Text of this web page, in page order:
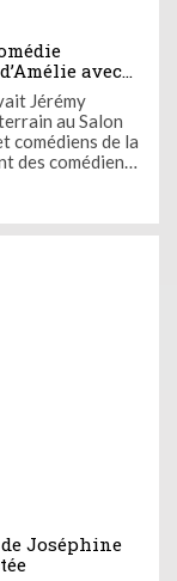
avec
Jérémy
au Salon
comédiens de la
des comédiens
Mère
Joséphine